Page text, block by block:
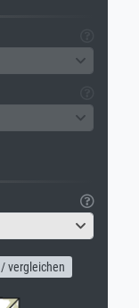
vergleichen